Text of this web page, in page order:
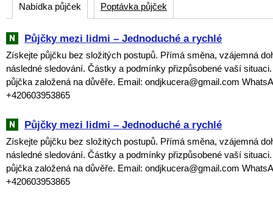
Nabídka půjček Poptávka půjček
Půjčky mezi lidmi – Jednoduché a rychlé
Získejte půjčku bez složitých postupů. Přímá směna, vzájemná
následné sledování. Částky a podmínky přizpůsobené vaší
půjčka založená na důvěře. Email: ondjkucera@gmail.com
+420603953865
Půjčky mezi lidmi – Jednoduché a rychlé
Získejte půjčku bez složitých postupů. Přímá směna, vzájemná
následné sledování. Částky a podmínky přizpůsobené vaší
půjčka založená na důvěře. Email: ondjkucera@gmail.com
+420603953865